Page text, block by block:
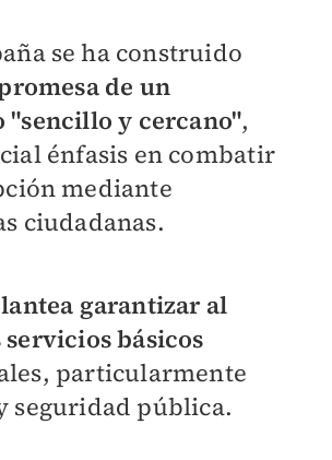
se ha construido
de un
"sencillo y cercano",
énfasis en combatir
mediante
ciudadanas.
garantizar al
servicios básicos
particularmente
seguridad pública.